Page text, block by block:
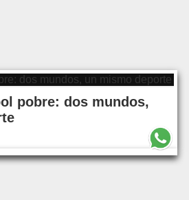
pobre: dos mundos,